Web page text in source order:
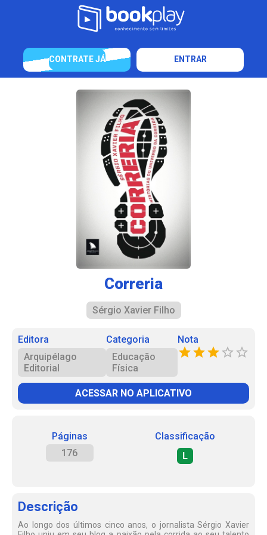
CONTRATE JÁ ENTRAR
Correria
Sérgio Xavier Filho
Editora
Arquipélago
Editorial
Categoria
Educação
Física
Nota
ACESSAR NO APLICATIVO
Páginas
176
Classificação
L
Descrição
Ao longo dos últimos cinco anos, o jornalista Sérgio Xavier